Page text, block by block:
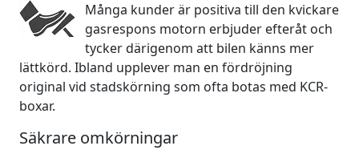
Många kunder är positiva till den kvickare
gasrespons motorn erbjuder efteråt och
tycker därigenom att bilen känns mer
lättkörd. Ibland upplever man en fördröjning
original vid stadskörning som ofta botas med KCR-
boxar.
Säkrare omkörningar